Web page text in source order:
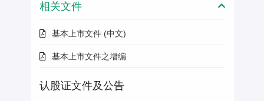
相关文件
基本上市文件 (中文)
基本上市文件之增编
认股证文件及公告